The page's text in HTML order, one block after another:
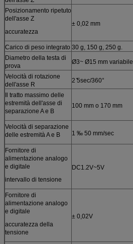
Posizionamento ripetuto
dell'asse Z
accuratezza
± 0,02 mm
Carico di peso integrato 30 g, 150 g, 250 g.
Diametro della testa di
prova
Ø3~ Ø15 mm variabile
Velocità di rotazione
dell'asse R
2 ̊5sec/360°
Il tratto massimo delle
estremità dell'asse di
separazione A e B
100 mm o 170 mm
Velocità di separazione
delle estremità A e B
1 ‰ 50 mm/sec
Fornitore di
alimentazione analogo
e digitale
intervallo di tensione
DC1.2V~5V
Fornitore di
alimentazione analogo
e digitale
accuratezza della
tensione
± 0,02V